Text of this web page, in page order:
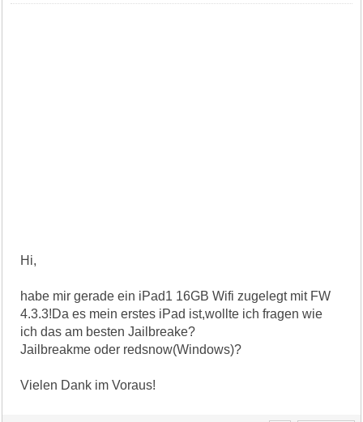
Hi,
habe mir gerade ein iPad1 16GB Wifi zugelegt mit FW
4.3.3!Da es mein erstes iPad ist,wollte ich fragen wie
ich das am besten Jailbreake?
Jailbreakme oder redsnow(Windows)?
Vielen Dank im Voraus!